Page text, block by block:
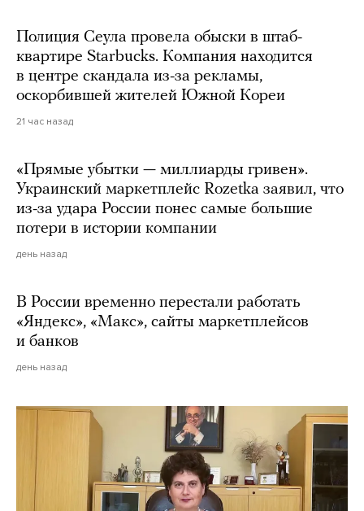
Полиция Сеула провела обыски в штаб-
квартире Starbucks. Компания находится
в центре скандала из-за рекламы,
оскорбившей жителей Южной Кореи
21 час назад
«Прямые убытки — миллиарды гривен».
Украинский маркетплейс Rozetka заявил, что
из-за удара России понес самые большие
потери в истории компании
день назад
В России временно перестали работать
«Яндекс», «Макс», сайты маркетплейсов
и банков
день назад